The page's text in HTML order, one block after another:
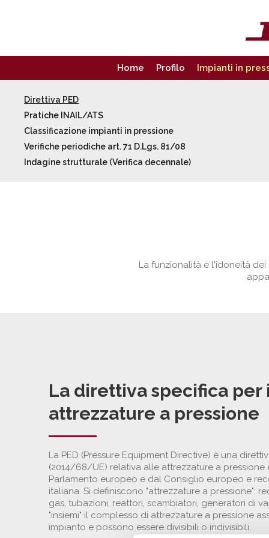
Home Profilo Impianti in
Direttiva PED
Pratiche INAIL/ATS
Classificazione impianti in pressione
Verifiche periodiche art. 71 D.Lgs. 81/08
Indagine strutturale (Verifica decennale)
La funzionalità e l'idoneità
La direttiva specifica per
attrezzature a pressione
La PED (Pressure Equipment Directive) è una
(2014/68/UE) relativa alle attrezzature a pressione
Parlamento europeo e dal Consiglio europeo e
italiana. Si definiscono "attrezzature a pressione":
gas, tubazioni, reattori, scambiatori, generatori di
"insiemi" il complesso di attrezzature a pressione
impianto e possono essere divisibili o indivisibili.